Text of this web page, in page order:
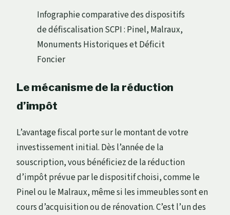
Infographie comparative des dispositifs
de défiscalisation SCPI : Pinel, Malraux,
Monuments Historiques et Déficit
Foncier
Le mécanisme de la réduction
d’impôt
L’avantage fiscal porte sur le montant de votre
investissement initial. Dès l’année de la
souscription, vous bénéficiez de la réduction
d’impôt prévue par le dispositif choisi, comme le
Pinel ou le Malraux, même si les immeubles sont en
cours d’acquisition ou de rénovation. C’est l’un des